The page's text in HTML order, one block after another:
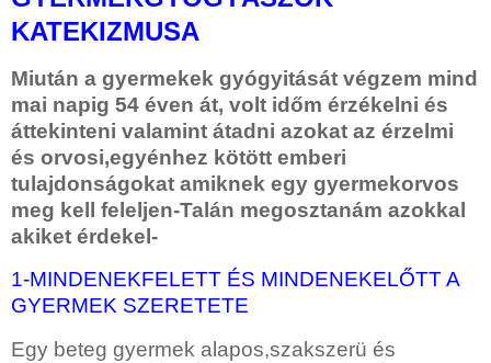
KATEKIZMUSA
Miután a gyermekek gyógyitását végzem mind
mai napig 54 éven át, volt időm érzékelni és
áttekinteni valamint átadni azokat az érzelmi
és orvosi,egyénhez kötött emberi
tulajdonságokat amiknek egy gyermekorvos
meg kell feleljen-Talán megosztanám azokkal
akiket érdekel-
1-MINDENEKFELETT ÉS MINDENEKELŐTT A
GYERMEK SZERETETE
Egy beteg gyermek alapos,szakszerü és